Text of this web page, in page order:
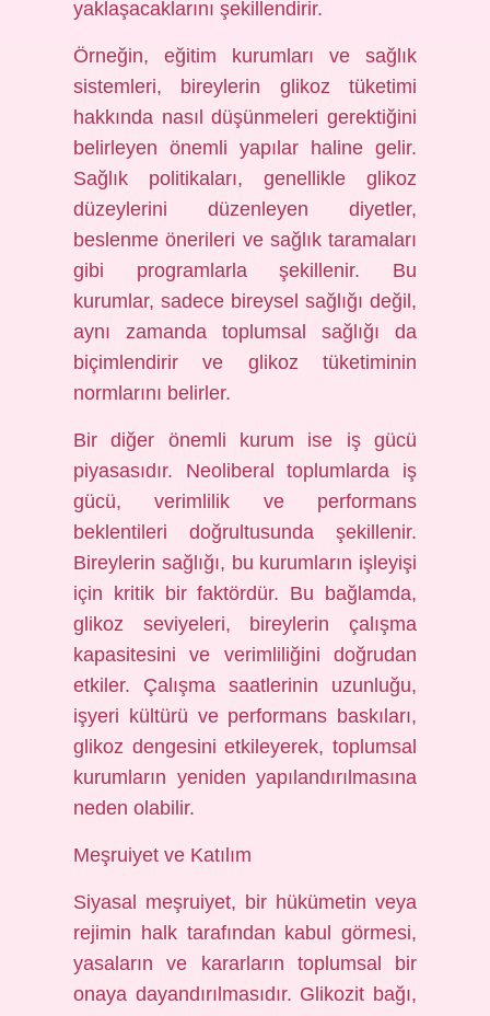
yaklaşacaklarını şekillendirir.
Örneğin, eğitim kurumları ve sağlık
sistemleri, bireylerin glikoz tüketimi
hakkında nasıl düşünmeleri gerektiğini
belirleyen önemli yapılar haline gelir.
Sağlık politikaları, genellikle glikoz
düzeylerini düzenleyen diyetler,
beslenme önerileri ve sağlık taramaları
gibi programlarla şekillenir. Bu
kurumlar, sadece bireysel sağlığı değil,
aynı zamanda toplumsal sağlığı da
biçimlendirir ve glikoz tüketiminin
normlarını belirler.
Bir diğer önemli kurum ise iş gücü
piyasasıdır. Neoliberal toplumlarda iş
gücü, verimlilik ve performans
beklentileri doğrultusunda şekillenir.
Bireylerin sağlığı, bu kurumların işleyişi
için kritik bir faktördür. Bu bağlamda,
glikoz seviyeleri, bireylerin çalışma
kapasitesini ve verimliliğini doğrudan
etkiler. Çalışma saatlerinin uzunluğu,
işyeri kültürü ve performans baskıları,
glikoz dengesini etkileyerek, toplumsal
kurumların yeniden yapılandırılmasına
neden olabilir.
Meşruiyet ve Katılım
Siyasal meşruiyet, bir hükümetin veya
rejimin halk tarafından kabul görmesi,
yasaların ve kararların toplumsal bir
onaya dayandırılmasıdır. Glikozit bağı,